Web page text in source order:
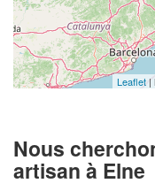
Leaflet |
Nous
artisan à Elne